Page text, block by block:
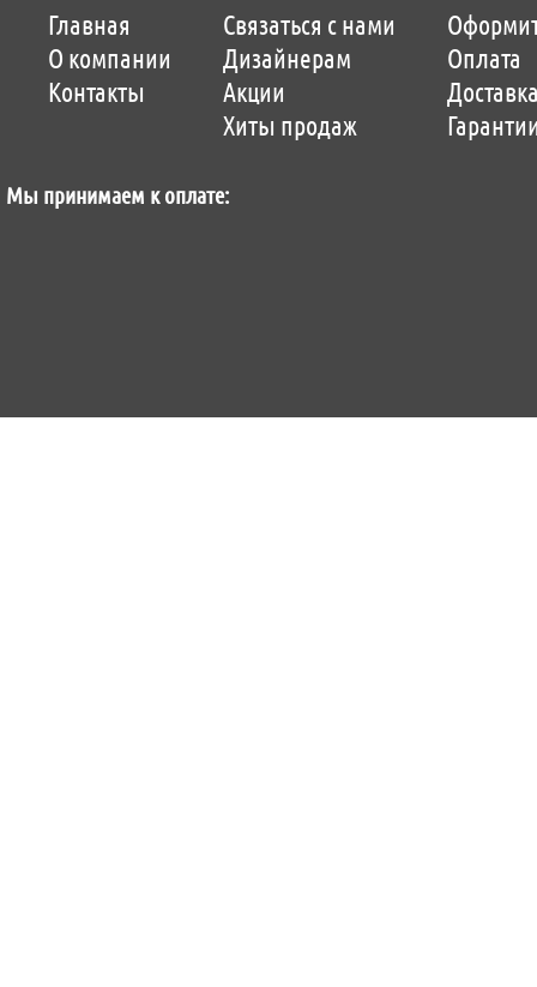
Главная
О компании
Контакты
Связаться с нами
Дизайнерам
Акции
Хиты продаж
Оплата
Мы принимаем к оплате:
Copyright © 2014-2026 Parquet-pol.ru. Разработка ItCompany
Продвижение сайтов by «ВзлЁт»